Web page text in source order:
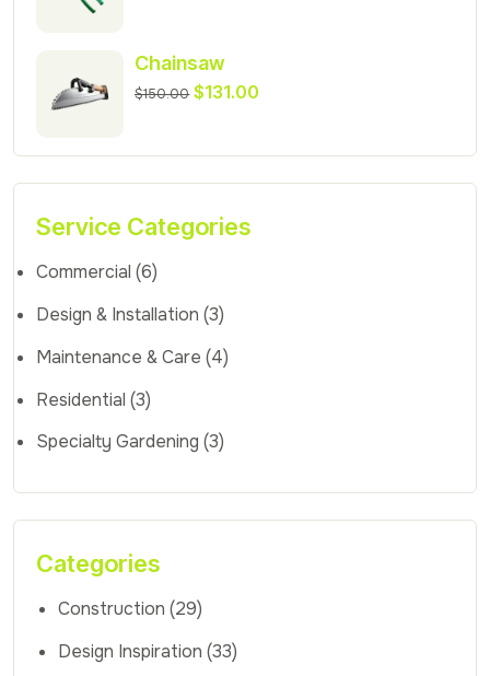
Chainsaw
$150.00 $131.00
Service Categories
Commercial (6)
Design & Installation (3)
Maintenance & Care (4)
Residential (3)
Specialty Gardening (3)
Categories
Construction (29)
Design Inspiration (33)